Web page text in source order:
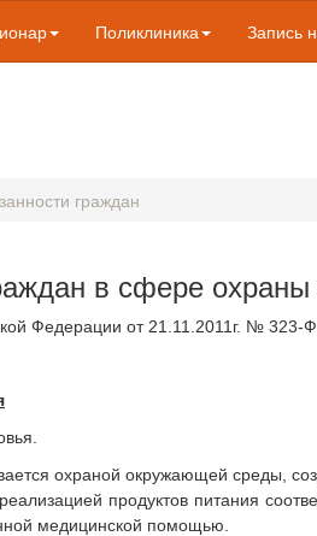
Поликлиника Запись
граждан
в сфере охраны
Федерации от 21.11.2011г. №
охраной окружающей среды,
продуктов питания
медицинской помощью.